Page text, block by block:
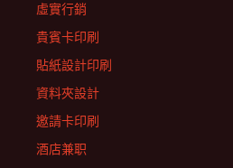
虛實行銷
貴賓卡印刷
貼紙設計印刷
資料夾設計
邀請卡印刷
酒店兼职